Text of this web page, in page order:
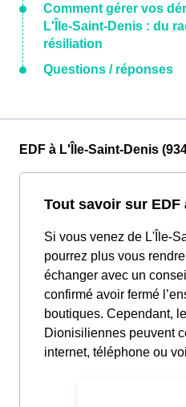
Comment gérer vos
L'Île-Saint-Denis : du
résiliation
Questions / réponses
EDF à L'Île-Saint-Denis
Tout savoir sur EDF
Si vous venez de L'Île-
pourrez plus vous
échanger avec un
confirmé avoir fermé
boutiques. Cependant,
Dionisiliennes peuvent
internet, téléphone ou